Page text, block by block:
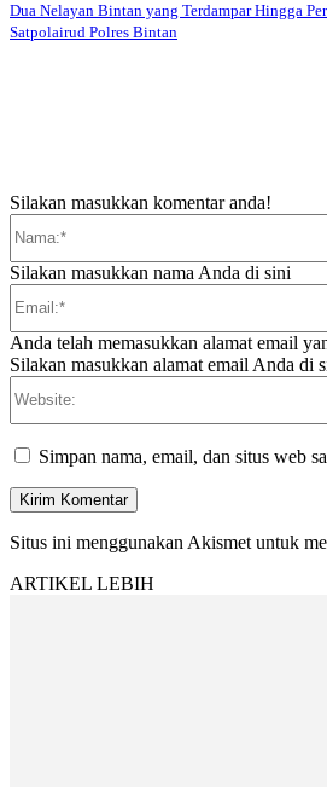
Dua Nelayan Bintan yang Terdampar Hingga
Satpolairud Polres Bintan
Silakan masukkan komentar anda!
Silakan masukkan nama Anda di sini
Anda telah memasukkan alamat email
Silakan masukkan alamat email Anda di
Simpan nama, email, dan situs web
Situs ini menggunakan Akismet untuk
ARTIKEL LEBIH